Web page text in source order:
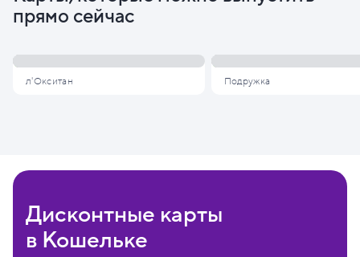
прямо сейчас
л'Окситан Подружка
Дисконтные карты
в Кошельке